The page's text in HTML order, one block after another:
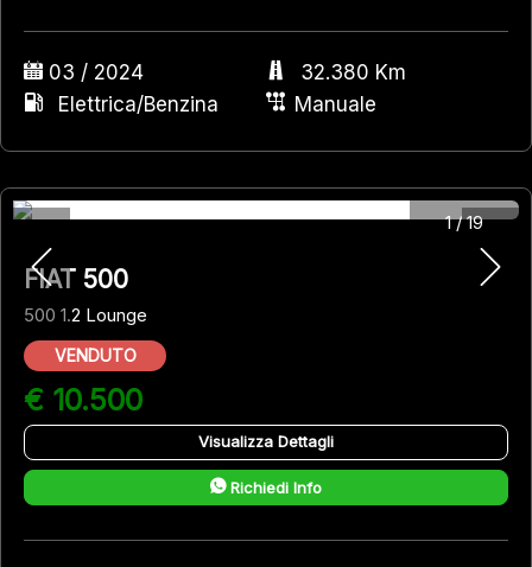
03 / 2024
32.380 Km
Elettrica/Benzina
Manuale
1 /19
FIAT 500
500 1.2 Lounge
VENDUTO
€ 10.500
Visualizza Dettagli
Richiedi Info